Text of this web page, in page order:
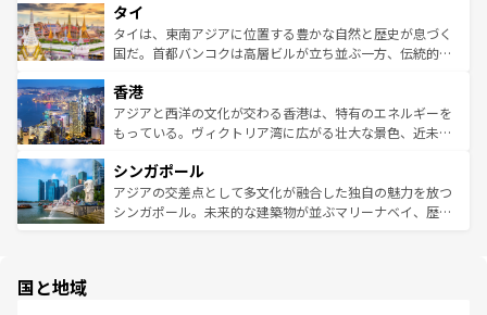
リティに包まれながら、韓国の多彩な魅力を心ゆくまで味
わってみてほしい。 なお、新着の韓国情報はコンテンツ一
覧を参照してほしい。
急速な発展と共に伝統が息づく。ハノイの古い町並みやホ
ーチミン市のフランス統治時代の建物も、独特の雰囲気を
醸し出している。また、バラエティの豊かさとおいしさで
とつ。フォーやバインミー、ベトナムコーヒーなどは、ぜ
ひ現地で味わいたい。どの地域を訪れてもあたたかい人々
が旅行者を迎えてくれるので、きっと忘れられない旅にな
参照してほしい。
タイ
タイは、東南アジアに位置する豊かな自然と歴史が息づく
国だ。首都バンコクは高層ビルが立ち並ぶ一方、伝統的な
の活気が交差している。北部ではチェンマイなどの山岳地
帯で自然と触れ合い、南部ではプーケットやクラビの美し
いビーチでリゾート気分を楽しむことができる。タイ料理
激する。気候は一年中温暖で、どの季節にも異なる楽しみ
が待っている。親しみやすいタイの人々、仏教を中心とし
た文化、そして多様な観光資源が、訪れる旅人を魅了し続
香港
アジアと西洋の文化が交わる香港は、特有のエネルギーを
もっている。ヴィクトリア湾に広がる壮大な景色、近未来
み、どこを訪れても感動するはず。観光スポットが密集し
ており、効率よく見どころを回れるのも魅力。息をのむよ
うな絶景から文化的な体験まで、香港を存分に楽しみ尽く
シンガポール
アジアの交差点として多文化が融合した独自の魅力を放つ
シンガポール。未来的な建築物が並ぶマリーナベイ、歴史
国と地域